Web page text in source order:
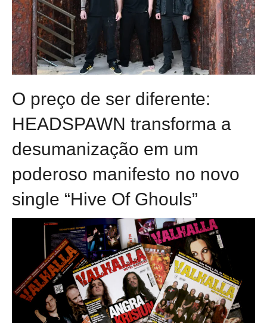
O preço de ser diferente:
HEADSPAWN transforma a
desumanização em um
poderoso manifesto no novo
single “Hive Of Ghouls”